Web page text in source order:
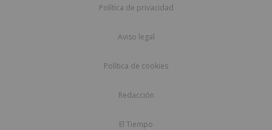
Política de privacidad
Aviso legal
Política de cookies
Redacción
El Tiempo